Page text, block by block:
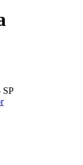
SP